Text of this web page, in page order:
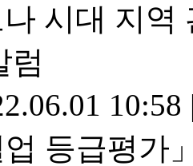
시대 지역
럼
10:58
등급평가